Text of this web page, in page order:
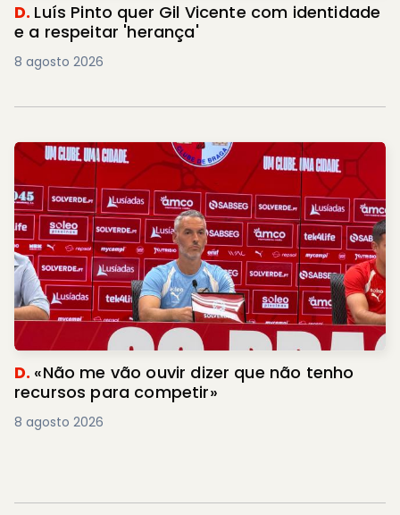
D. Luís Pinto quer Gil Vicente com identidade
e a respeitar 'herança'
8 agosto 2026
D. «Não me vão ouvir dizer que não tenho
recursos para competir»
8 agosto 2026